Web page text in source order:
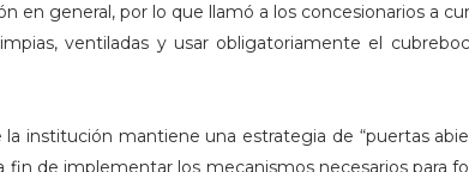
en general, por lo que llamó a los concesionarios a
ventiladas y usar obligatoriamente el
institución mantiene una estrategia de “puertas
fin de implementar los mecanismos necesarios para